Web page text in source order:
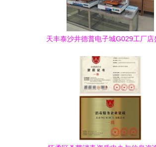
天丰泰沙井德普电子城G029工厂店